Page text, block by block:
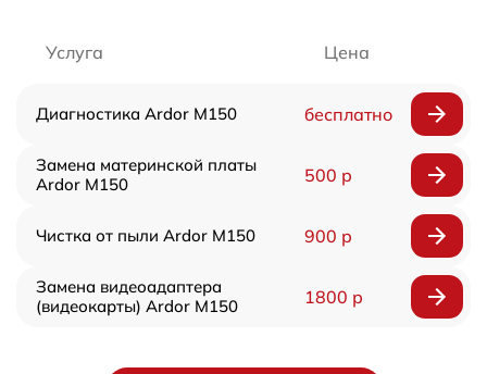
Услуга Цена
Диагностика Ardor M150 бесплатно
Замена материнской платы
Ardor M150
500 р
Чистка от пыли Ardor M150 900 р
Замена видеоадаптера
(видеокарты) Ardor M150
1800 р